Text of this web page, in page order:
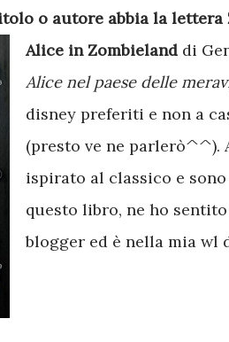
o autore abbia la lettera
Alice in Zombieland di
Alice nel paese delle
disney preferiti e non a
(presto ve ne
ispirato al classico e
questo libro, ne ho
blogger ed è nella mia wl